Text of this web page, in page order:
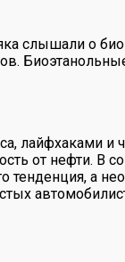
слышали о
лайфхаками и
от нефти. В
тенденция, а